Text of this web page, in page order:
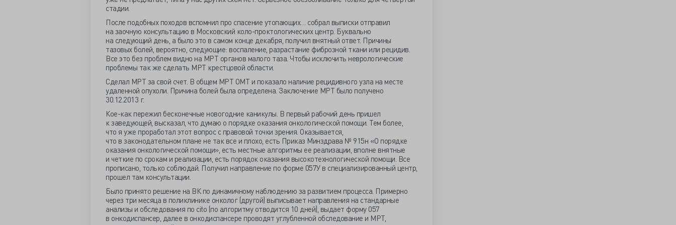
стадии.
После подобных походов вспомнил про спасение утопающих… собрал выписки отправил
на заочную консультацию в Московский коло-проктологических центр. Буквально
на следующий день, а было это в самом конце декабря, получил внятный ответ. Причины
тазовых болей, вероятно, следующие: воспаление, разрастание фиброзной ткани или рецидив.
Все это без проблем видно на МРТ органов малого таза. Чтобы исключить неврологические
проблемы так же сделать МРТ крестцовой области.
Сделал МРТ за свой счет. В общем МРТ ОМТ и показало наличие рецидивного узла на месте
удаленной опухоли. Причина болей была определена. Заключение МРТ было получено
30.12.2013 г.
Кое-как пережил бесконечные новогодние каникулы. В первый рабочий день пришел
к заведующей, высказал, что думаю о порядке оказания онкологической помощи. Тем более,
что я уже проработал этот вопрос с правовой точки зрения. Оказывается,
что в законодательном плане не так все и плохо, есть Приказ Минздрава № 915н «О порядке
оказания онкологической помощи», есть местные алгоритмы ее реализации, вполне внятные
и четкие по срокам и реализации, есть порядок оказания высокотехнологической помощи. Все
прописано, только соблюдай. Получил направление по форме 057У в специализированный центр,
прошел там консультации.
Было принято решение на ВК по динамичному наблюдению за развитием процесса. Примерно
через три месяца в поликлинике онколог (другой) выписывает направления на стандарные
анализы и обследования по cito (по алгоритму отводится 10 дней), выдает форму 057
в онкодиспансер, далее в онкодиспансере проводят углубленной обследование и МРТ,